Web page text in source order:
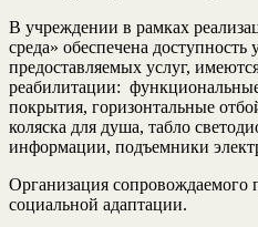
В учреждении в рамках
среда» обеспечена
предоставляемых услуг,
реабилитации:
покрытия, горизонтальные
коляска для душа, табло
информации, подъемники
Организация сопровождаемого
социальной адаптации.